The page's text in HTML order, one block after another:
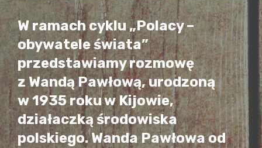
W ramach cyklu „Polacy –
obywatele świata”
przedstawiamy rozmowę
z Wandą Pawłową, urodzoną
w 1935 roku w Kijowie,
działaczką środowiska
polskiego. Wanda Pawłowa od